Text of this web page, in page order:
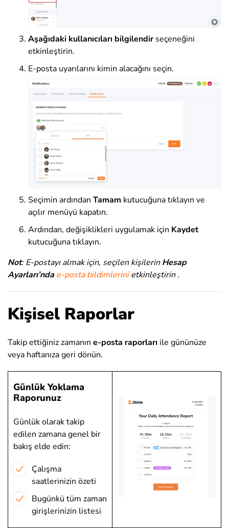
Aşağıdaki kullanıcıları bilgilendirseçeneğini
etkinleştirin.
E-posta uyarılarını kimin alacağını seçin.
Seçimin ardından Tamam kutucuğuna tıklayın ve
açılır menüyü kapatın.
Ardından, değişiklikleri uygulamak için Kaydet
kutucuğuna tıklayın.
Not: E-postayı almak için, seçilen kişilerinHesap
Ayarları’nda e-posta bildimlerinietkinleştirin.
Kişisel Raporlar
Takip ettiğiniz zamanın e-posta raporları ile gününüze
veya haftanıza geri dönün.
Günlük Yoklama
Raporunuz
Günlük olarak takip
edilen zamana genel bir
bakış elde edin:
Çalışma
saatlerinizin özeti
Bugünkü tüm zaman
girişlerinizin listesi